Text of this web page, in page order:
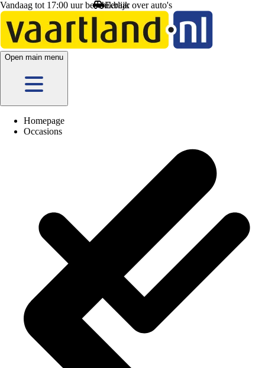
Vandaag tot 17:00 uur beschikbaar
Open main menu
Homepage
Occasions